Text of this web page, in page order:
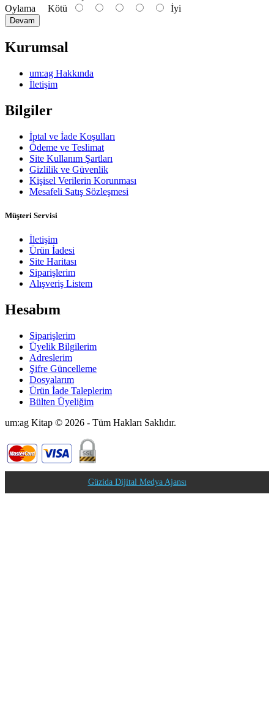
Oylama Kötü İyi
Devam
Kurumsal
um:ag Hakkında
İletişim
Bilgiler
İptal ve İade Koşulları
Ödeme ve Teslimat
Site Kullanım Şartları
Gizlilik ve Güvenlik
Kişisel Verilerin Korunması
Mesafeli Satış Sözleşmesi
Müşteri Servisi
İletişim
Ürün İadesi
Site Haritası
Siparişlerim
Alışveriş Listem
Hesabım
Siparişlerim
Üyelik Bilgilerim
Adreslerim
Şifre Güncelleme
Dosyalarım
Ürün İade Taleplerim
Bülten Üyeliğim
um:ag Kitap © 2026 - Tüm Hakları Saklıdır.
Güzida Dijital Medya Ajansı